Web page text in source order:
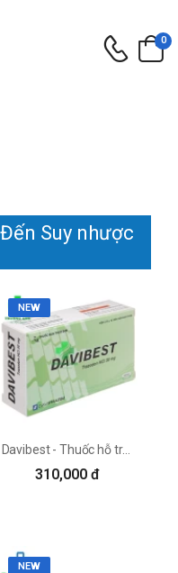
0
Suy nhược
NEW
Davibest - Thuốc hỗ trợ điều trị bệnh trầm cảm hiệu quả
310,000 đ
NEW